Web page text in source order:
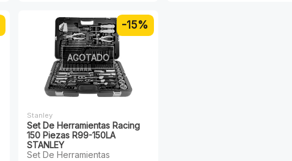
-15%
AGOTADO
Stanley
Set De Herramientas Racing
150 Piezas R99-150LA
STANLEY
Set De Herramientas